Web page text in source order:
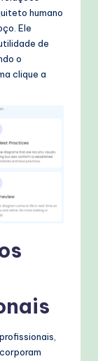
humano
Ele
de
o
clique a